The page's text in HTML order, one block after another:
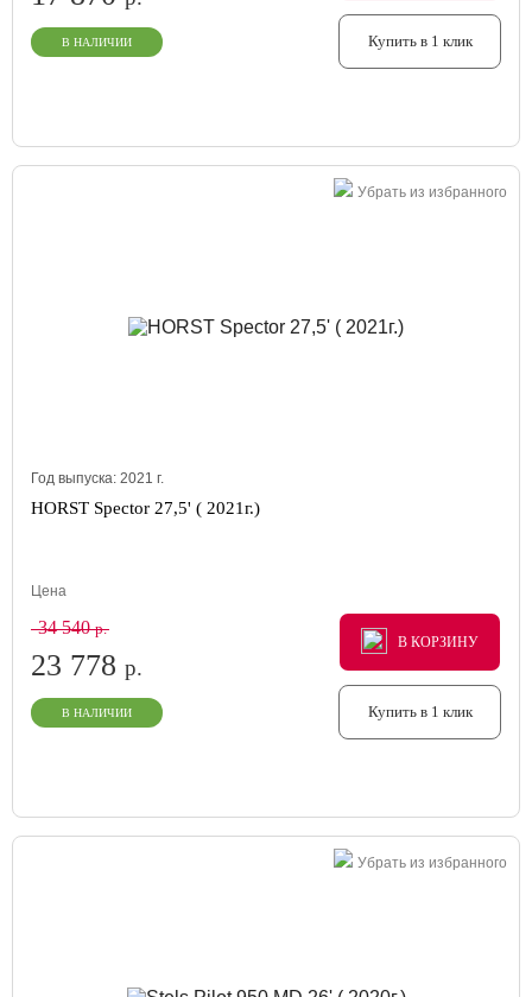
В НАЛИЧИИ Купить в 1 клик
Убрать из избранного
Год выпуска: 2021 г.
HORST Spector 27,5' ( 2021г.)
Цена
34 540р.
23 778 р.
В НАЛИЧИИ
В КОРЗИНУ
В КОРЗИНУ
В КОРЗИНУ
Купить в 1 клик
Убрать из избранного